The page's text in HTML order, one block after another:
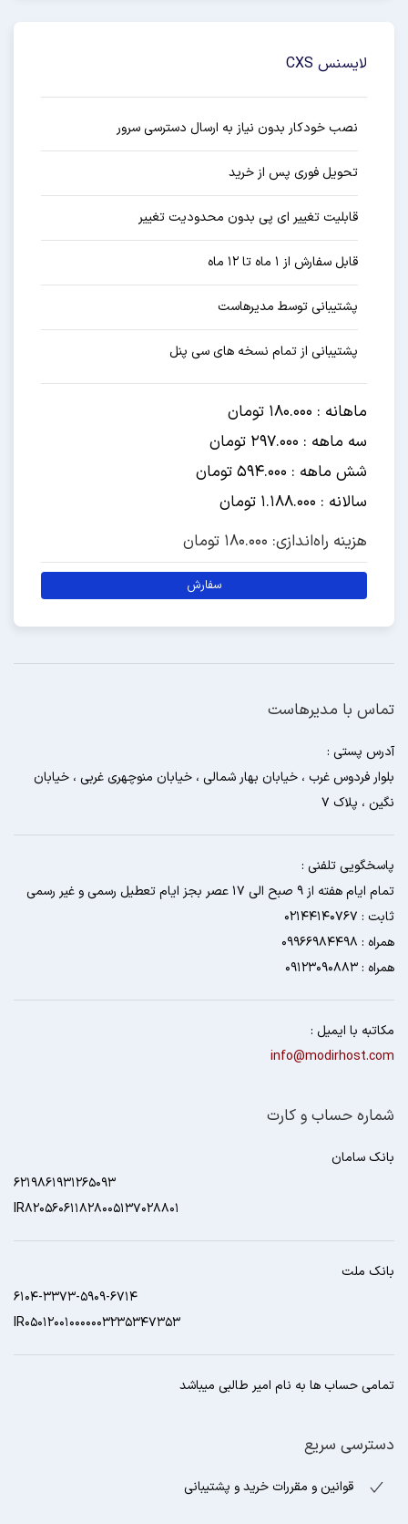
لایسنس CXS
نصب خودکار بدون نیاز به ارسال دسترسی سرور
تحویل فوری پس از خرید
قابلیت تغییر ای پی بدون محدودیت تغییر
قابل سفارش از ۱ ماه تا ۱۲ ماه
پشتیبانی توسط مدیرهاست
پشتیبانی از تمام نسخه های سی پنل
ماهانه : 180.000 تومان
سه ماهه : 297.000 تومان
شش ماهه : 594.000 تومان
سالانه : 1.188.000 تومان
هزینه راه‌اندازی: 180.000 تومان
سفارش
تماس با مدیرهاست
آدرس پستی :
بلوار فردوس غرب ، خیابان بهار شمالی ، خیابان منوچهری غربی ، خیابان
نگین ، پلاک 7
پاسخگویی تلفنی :
تمام ایام هفته از 9 صبح الی 17 عصر بجز ایام تعطیل رسمی و غیر رسمی
ثابت : 02144140767
همراه : 09966984498
همراه : 09123090883
مکاتبه با ایمیل :
info@modirhost.com
شماره حساب و کارت
بانک سامان
6219861931265093
IR820560611828005137028801
بانک ملت
6104-3373-5909-6714
IR050120010000003235347353
تمامی حساب ها به نام امیر طالبی میباشد
دسترسی سریع
قوانین و مقررات خرید و پشتیبانی